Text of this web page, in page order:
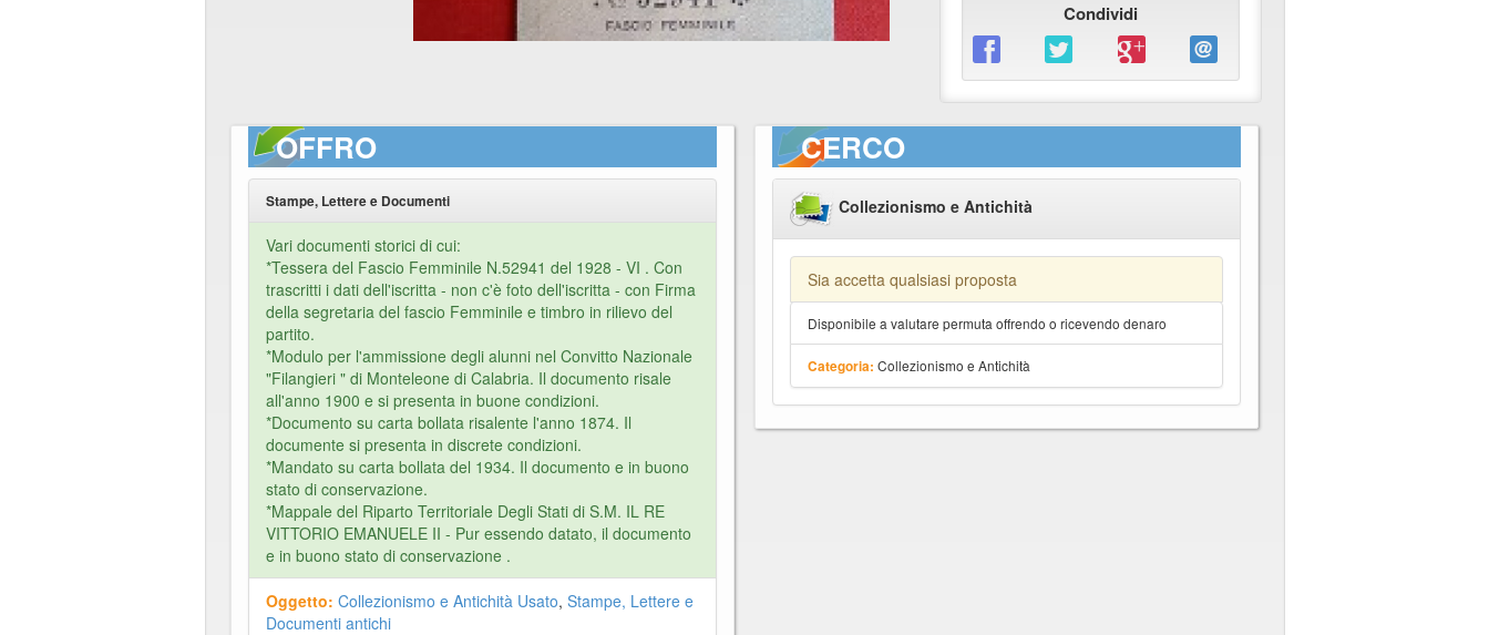
Condividi
OFFRO
Stampe, Lettere e Documenti
Vari documenti storici di cui:
*Tessera del Fascio Femminile N.52941 del 1928 - VI . Con
trascritti i dati dell'iscritta - non c'è foto dell'iscritta - con Firma
della segretaria del fascio Femminile e timbro in rilievo del
partito.
*Modulo per l'ammissione degli alunni nel Convitto Nazionale
"Filangieri " di Monteleone di Calabria. Il documento risale
all'anno 1900 e si presenta in buone condizioni.
*Documento su carta bollata risalente l'anno 1874. Il
documente si presenta in discrete condizioni.
*Mandato su carta bollata del 1934. Il documento e in buono
stato di conservazione.
*Mappale del Riparto Territoriale Degli Stati di S.M. IL RE
VITTORIO EMANUELE II - Pur essendo datato, il documento
e in buono stato di conservazione .
Oggetto: Collezionismo e Antichità Usato, Stampe, Lettere e
Documenti antichi
CERCO
Collezionismo e Antichità
Sia accetta qualsiasi proposta
Disponibile a valutare permuta offrendo o ricevendo denaro
Categoria: Collezionismo e Antichità